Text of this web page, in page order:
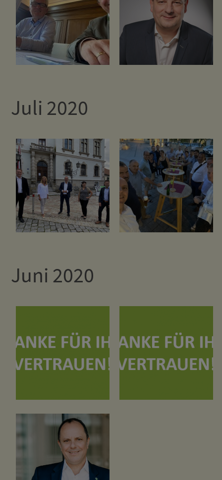
Juli 2020
Juni 2020